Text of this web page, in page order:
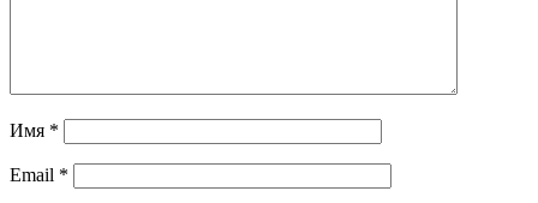
Имя *
Email *